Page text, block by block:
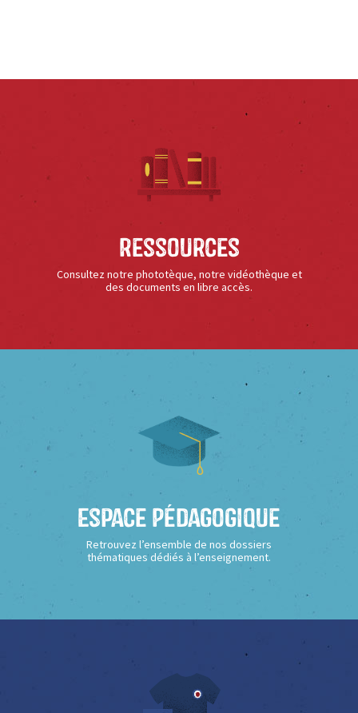
Ressources
Consultez notre phototèque, notre vidéothèque et
des documents en libre accès.
Espace Pédagogique
Retrouvez l’ensemble de nos dossiers
thématiques dédiés à l’enseignement.